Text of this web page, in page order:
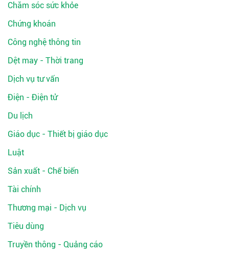
Chăm sóc sức khỏe
Chứng khoán
Công nghệ thông tin
Dệt may - Thời trang
Dịch vụ tư vấn
Điện - Điện tử
Du lịch
Giáo dục - Thiết bị giáo dục
Luật
Sản xuất - Chế biến
Tài chính
Thương mại - Dịch vụ
Tiêu dùng
Truyền thông - Quảng cáo